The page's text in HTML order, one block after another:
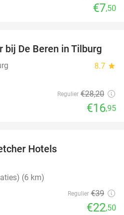
€7,50
40%
bij De Beren in Tilburg
8.7 star
Regulier €28,20
€16,95
Hotels
(6 km)
Regulier €39
€22,50